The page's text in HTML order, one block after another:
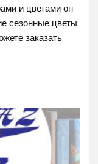
и цветами он
сезонные цветы
заказать